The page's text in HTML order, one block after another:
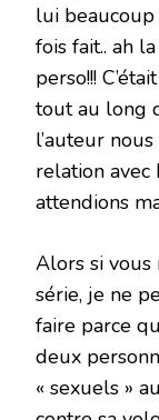
lui
fois fait.. ah
perso!!!
tout au long
l’auteur
relation avec
attendions
Alors si vous
série, je ne
faire parce
deux
« sexuels »